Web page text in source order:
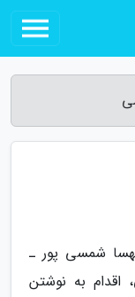
شمسی پور ـ
اقدام به نوشتن